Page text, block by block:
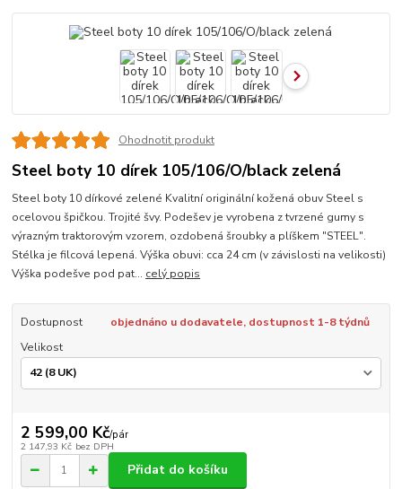
Ohodnotit produkt
Steel boty 10 dírek 105/106/O/black zelená
Steel boty 10 dírkové zelené Kvalitní originální kožená obuv Steel s
ocelovou špičkou. Trojité švy. Podešev je vyrobena z tvrzené gumy s
výrazným traktorovým vzorem, ozdobená šroubky a plíškem "STEEL".
Stélka je filcová lepená. Výška obuvi: cca 24 cm (v závislosti na velikosti)
Výška podešve pod pat... celý popis
Dostupnost
objednáno u dodavatele, dostupnost 1-8 týdnů
Velikost
2 599,00 Kč/pár
2 147,93 Kč bez DPH
Přidat do košíku